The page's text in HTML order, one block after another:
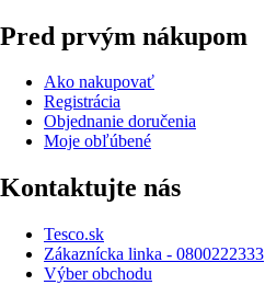
Pred prvým nákupom
Ako nakupovať
Registrácia
Objednanie doručenia
Moje obľúbené
Kontaktujte nás
Tesco.sk
Zákaznícka linka - 0800222333
Výber obchodu